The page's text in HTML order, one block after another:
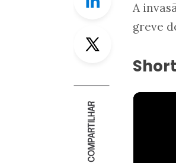
Twitter
COMPARTILHAR
A
greve